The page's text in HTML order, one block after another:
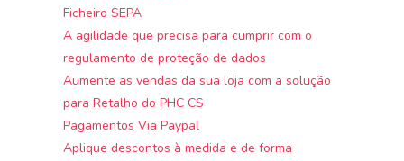
Ficheiro SEPA
A agilidade que precisa para cumprir com o
regulamento de proteção de dados
Aumente as vendas da sua loja com a solução
para Retalho do PHC CS
Pagamentos Via Paypal
Aplique descontos à medida e de forma